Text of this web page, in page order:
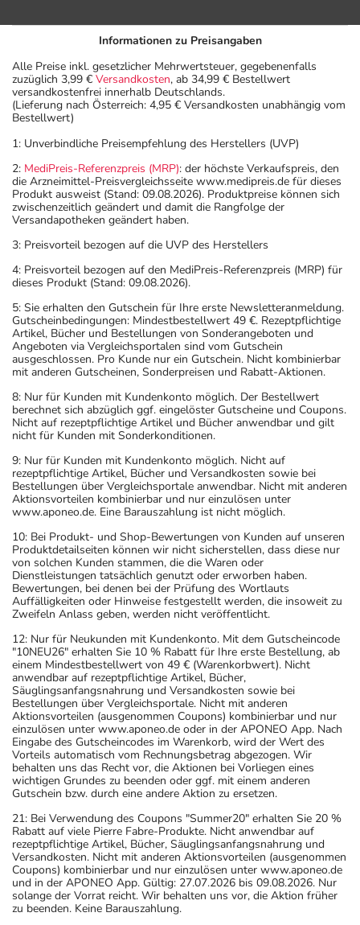
Informationen zu Preisangaben
Alle Preise inkl. gesetzlicher Mehrwertsteuer, gegebenenfalls
zuzüglich 3,99 € Versandkosten, ab 34,99 € Bestellwert
versandkostenfrei innerhalb Deutschlands.
(Lieferung nach Österreich: 4,95 € Versandkosten unabhängig vom
Bestellwert)
1: Unverbindliche Preisempfehlung des Herstellers (UVP)
2: MediPreis-Referenzpreis (MRP): der höchste Verkaufspreis, den
die Arzneimittel-Preisvergleichsseite www.medipreis.de für dieses
Produkt ausweist (Stand: 09.08.2026). Produktpreise können sich
zwischenzeitlich geändert und damit die Rangfolge der
Versandapotheken geändert haben.
3: Preisvorteil bezogen auf die UVP des Herstellers
4: Preisvorteil bezogen auf den MediPreis-Referenzpreis (MRP) für
dieses Produkt (Stand: 09.08.2026).
5: Sie erhalten den Gutschein für Ihre erste Newsletteranmeldung.
Gutscheinbedingungen: Mindestbestellwert 49 €. Rezeptpflichtige
Artikel, Bücher und Bestellungen von Sonderangeboten und
Angeboten via Vergleichsportalen sind vom Gutschein
ausgeschlossen. Pro Kunde nur ein Gutschein. Nicht kombinierbar
mit anderen Gutscheinen, Sonderpreisen und Rabatt-Aktionen.
8: Nur für Kunden mit Kundenkonto möglich. Der Bestellwert
berechnet sich abzüglich ggf. eingelöster Gutscheine und Coupons.
Nicht auf rezeptpflichtige Artikel und Bücher anwendbar und gilt
nicht für Kunden mit Sonderkonditionen.
9: Nur für Kunden mit Kundenkonto möglich. Nicht auf
rezeptpflichtige Artikel, Bücher und Versandkosten sowie bei
Bestellungen über Vergleichsportale anwendbar. Nicht mit anderen
Aktionsvorteilen kombinierbar und nur einzulösen unter
www.aponeo.de. Eine Barauszahlung ist nicht möglich.
10: Bei Produkt- und Shop-Bewertungen von Kunden auf unseren
Produktdetailseiten können wir nicht sicherstellen, dass diese nur
von solchen Kunden stammen, die die Waren oder
Dienstleistungen tatsächlich genutzt oder erworben haben.
Bewertungen, bei denen bei der Prüfung des Wortlauts
Auffälligkeiten oder Hinweise festgestellt werden, die insoweit zu
Zweifeln Anlass geben, werden nicht veröffentlicht.
12: Nur für Neukunden mit Kundenkonto. Mit dem Gutscheincode
"10NEU26" erhalten Sie 10 % Rabatt für Ihre erste Bestellung, ab
einem Mindestbestellwert von 49 € (Warenkorbwert). Nicht
anwendbar auf rezeptpflichtige Artikel, Bücher,
Säuglingsanfangsnahrung und Versandkosten sowie bei
Bestellungen über Vergleichsportale. Nicht mit anderen
Aktionsvorteilen (ausgenommen Coupons) kombinierbar und nur
einzulösen unter www.aponeo.de oder in der APONEO App. Nach
Eingabe des Gutscheincodes im Warenkorb, wird der Wert des
Vorteils automatisch vom Rechnungsbetrag abgezogen. Wir
behalten uns das Recht vor, die Aktionen bei Vorliegen eines
wichtigen Grundes zu beenden oder ggf. mit einem anderen
Gutschein bzw. durch eine andere Aktion zu ersetzen.
21: Bei Verwendung des Coupons "Summer20" erhalten Sie 20 %
Rabatt auf viele Pierre Fabre-Produkte. Nicht anwendbar auf
rezeptpflichtige Artikel, Bücher, Säuglingsanfangsnahrung und
Versandkosten. Nicht mit anderen Aktionsvorteilen (ausgenommen
Coupons) kombinierbar und nur einzulösen unter www.aponeo.de
und in der APONEO App. Gültig: 27.07.2026 bis 09.08.2026. Nur
solange der Vorrat reicht. Wir behalten uns vor, die Aktion früher
zu beenden. Keine Barauszahlung.